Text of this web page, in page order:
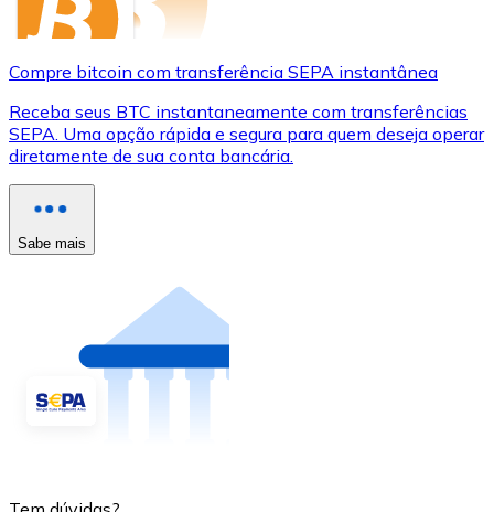
Compre bitcoin com transferência SEPA instantânea
Receba seus BTC instantaneamente com transferências
SEPA. Uma opção rápida e segura para quem deseja operar
diretamente de sua conta bancária.
Sabe mais